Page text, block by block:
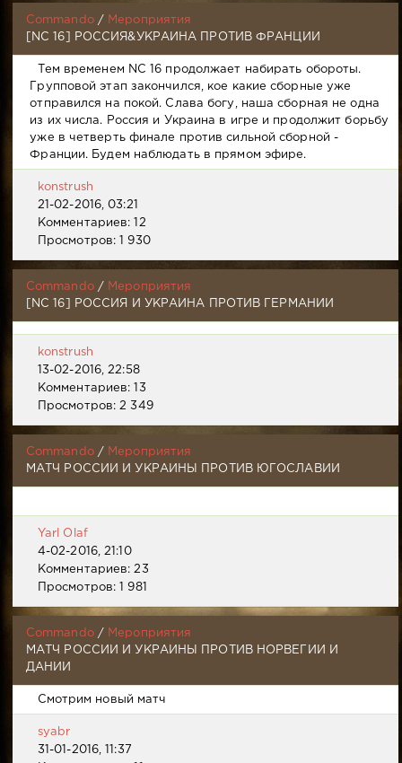
Commando/
Мероприятия
[NC 16] РОССИЯ&УКРАИНА ПРОТИВ ФРАНЦИИ
Тем временем NC 16 продолжает набирать обороты.
Групповой этап закончился, кое какие сборные уже
отправился на покой. Слава богу, наша сборная не одна
из их числа. Россия и Украина в игре и продолжит борьбу
уже в четверть финале против сильной сборной -
Франции. Будем наблюдать в прямом эфире.
konstrush
21-02-2016, 03:21
Комментариев: 12
Просмотров: 1 930
Commando/
Мероприятия
[NC 16] РОССИЯ И УКРАИНА ПРОТИВ ГЕРМАНИИ
konstrush
13-02-2016, 22:58
Комментариев: 13
Просмотров: 2 349
Commando/
Мероприятия
МАТЧ РОССИИ И УКРАИНЫ ПРОТИВ ЮГОСЛАВИИ
Yarl Olaf
4-02-2016, 21:10
Комментариев: 23
Просмотров: 1 981
Commando/
Мероприятия
МАТЧ РОССИИ И УКРАИНЫ ПРОТИВ НОРВЕГИИ И
ДАНИИ
Смотрим новый матч
syabr
31-01-2016, 11:37